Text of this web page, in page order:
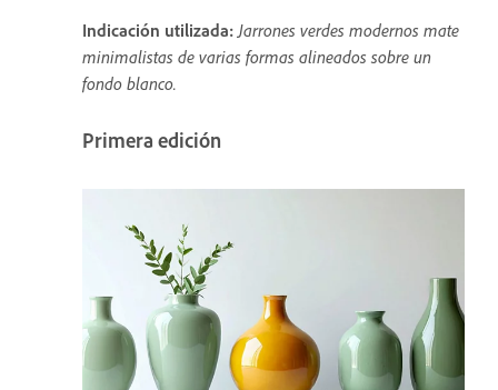
Indicación utilizada:Jarrones verdes modernos mate
minimalistas de varias formas alineados sobre un
fondo blanco.
Primera edición